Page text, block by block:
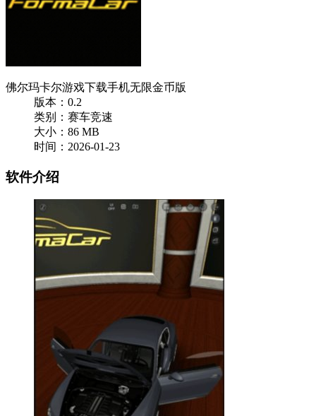
佛尔玛卡尔游戏下载手机无限金币版
版本：0.2
类别：赛车竞速
大小：86 MB
时间：2026-01-23
软件介绍